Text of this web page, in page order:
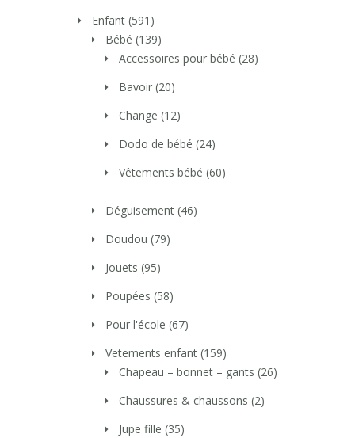
Enfant (591)
Bébé (139)
Accessoires pour bébé (28)
Bavoir (20)
Change (12)
Dodo de bébé (24)
Vêtements bébé (60)
Déguisement (46)
Doudou (79)
Jouets (95)
Poupées (58)
Pour l'école (67)
Vetements enfant (159)
Chapeau – bonnet – gants (26)
Chaussures & chaussons (2)
Jupe fille (35)